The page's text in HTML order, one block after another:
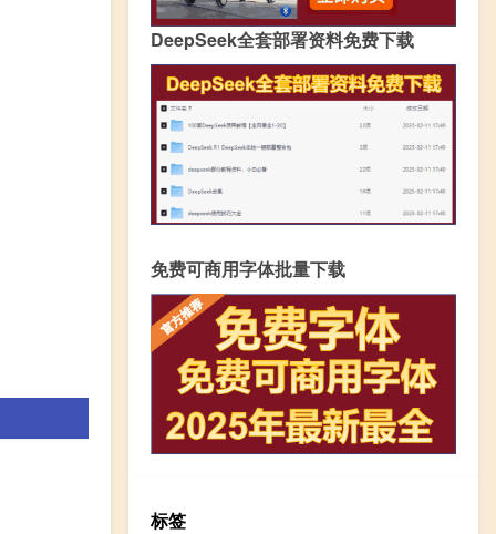
DeepSeek全套部署资料免费下载
免费可商用字体批量下载
标签